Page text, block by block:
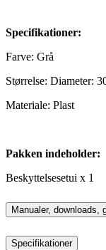
Specifikationer:
Farve: Grå
Størrelse: Diameter:
Materiale: Plast
Pakken indeholder:
Beskyttelsesetui x 1
Manualer, downloads,
Specifikationer